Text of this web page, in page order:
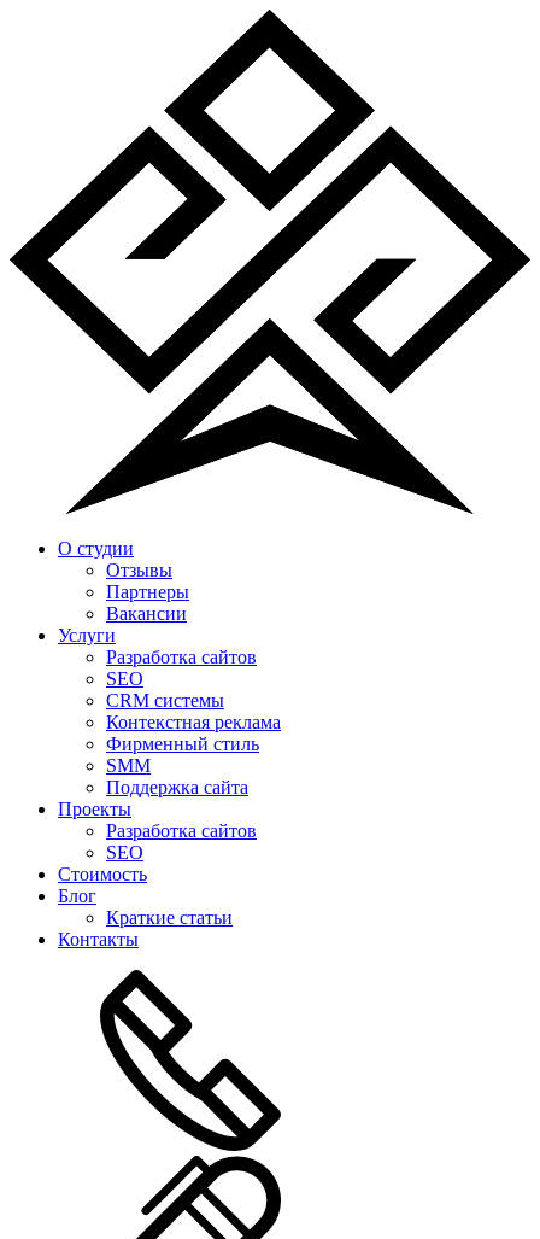
О студии
Отзывы
Партнеры
Вакансии
Услуги
Разработка сайтов
SEO
CRM системы
Контекстная реклама
Фирменный стиль
SMM
Поддержка сайта
Проекты
Разработка сайтов
SEO
Стоимость
Блог
Краткие статьи
Контакты